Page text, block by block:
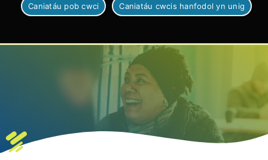
Caniatáu pob cwci Caniatáu cwcis hanfodol yn unig